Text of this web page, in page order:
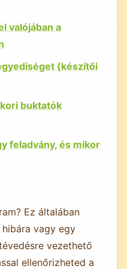
valójában a
(készítői
buktatók
feladvány, és mikor
Ez általában
vagy egy
vezethető
ellenőrizheted a